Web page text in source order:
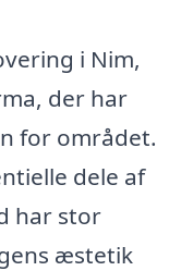
i Nim,
der har
for området.
dele af
har stor
æstetik